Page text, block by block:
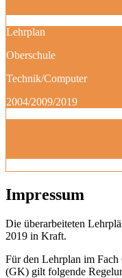
Lehrplan
Oberschule
Technik/Computer
2004/2009/2019
Impressum
Die überarbeiteten
2019 in Kraft.
Für den Lehrplan im Fach
(GK) gilt folgende